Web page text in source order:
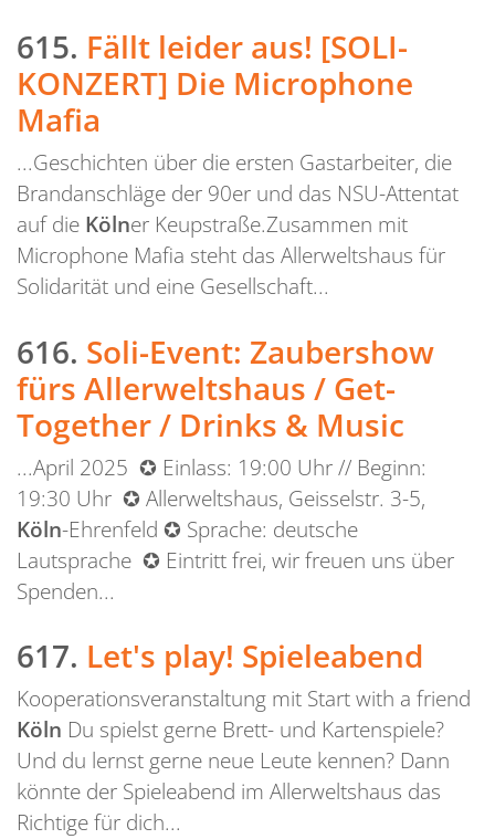
615. Fällt leider aus! [SOLI-
KONZERT] Die Microphone
Mafia
...Geschichten über die ersten Gastarbeiter, die
Brandanschläge der 90er und das NSU-Attentat
auf die Kölner Keupstraße.Zusammen mit
Microphone Mafia steht das Allerweltshaus für
Solidarität und eine Gesellschaft...
616. Soli-Event: Zaubershow
fürs Allerweltshaus / Get-
Together / Drinks & Music
...April 2025 ✪ Einlass: 19:00 Uhr // Beginn:
19:30 Uhr ✪ Allerweltshaus, Geisselstr. 3-5,
Köln-Ehrenfeld ✪ Sprache: deutsche
Lautsprache ✪ Eintritt frei, wir freuen uns über
Spenden...
617. Let's play! Spieleabend
Kooperationsveranstaltung mit Start with a friend
Köln Du spielst gerne Brett- und Kartenspiele?
Und du lernst gerne neue Leute kennen? Dann
könnte der Spieleabend im Allerweltshaus das
Richtige für dich...